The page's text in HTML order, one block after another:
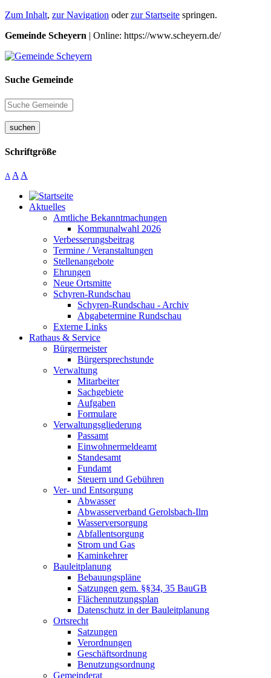
Zum Inhalt, zur Navigation oderzur Startseite springen.
Gemeinde Scheyern | Online: https://www.scheyern.de/
Suche Gemeinde
suchen
Schriftgröße
A A A
Aktuelles
Amtliche Bekanntmachungen
Kommunalwahl 2026
Verbesserungsbeitrag
Termine / Veranstaltungen
Stellenangebote
Ehrungen
Neue Ortsmitte
Schyren-Rundschau
Schyren-Rundschau - Archiv
Abgabetermine Rundschau
Externe Links
Rathaus & Service
Bürgermeister
Bürgersprechstunde
Verwaltung
Mitarbeiter
Sachgebiete
Aufgaben
Formulare
Verwaltungsgliederung
Passamt
Einwohnermeldeamt
Standesamt
Fundamt
Steuern und Gebühren
Ver- und Entsorgung
Abwasser
Abwasserverband Gerolsbach-Ilm
Wasserversorgung
Abfallentsorgung
Strom und Gas
Kaminkehrer
Bauleitplanung
Bebauungspläne
Satzungen gem. §§34, 35 BauGB
Flächennutzungsplan
Datenschutz in der Bauleitplanung
Ortsrecht
Satzungen
Verordnungen
Geschäftsordnung
Benutzungsordnung
Gemeinderat